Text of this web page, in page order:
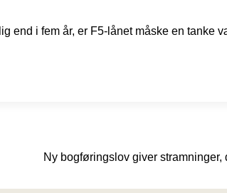
end i fem år, er F5-lånet måske en tanke
Ny bogføringslov giver